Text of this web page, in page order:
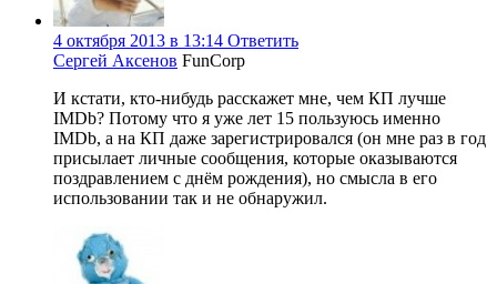
4 октября 2013 в 13:14 Ответить
Сергей Аксенов FunCorp
И кстати, кто-нибудь расскажет мне, чем КП лучше
IMDb? Потому что я уже лет 15 пользуюсь именно
IMDb, а на КП даже зарегистрировался (он мне раз в год
присылает личные сообщения, которые оказываются
поздравлением с днём рождения), но смысла в его
использовании так и не обнаружил.